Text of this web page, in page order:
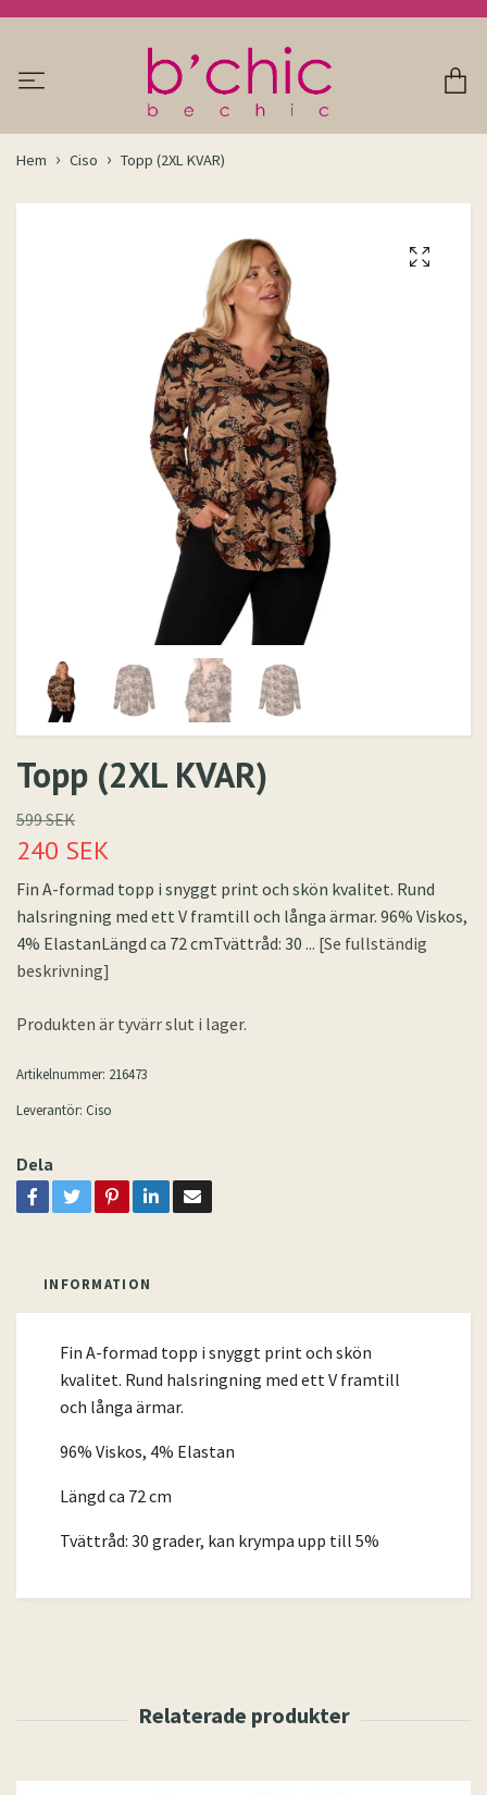
Hem Ciso Topp (2XL KVAR)
Topp (2XL KVAR)
599 SEK
240 SEK
Fin A-formad topp i snyggt print och skön kvalitet. Rund
halsringning med ett V framtill och långa ärmar. 96% Viskos,
4% ElastanLängd ca 72 cmTvättråd: 30 ... [Se fullständig
beskrivning]
Produkten är tyvärr slut i lager.
Artikelnummer: 216473
Leverantör: Ciso
Dela
INFORMATION
Fin A-formad topp i snyggt print och skön
kvalitet. Rund halsringning med ett V framtill
och långa ärmar.
96% Viskos, 4% Elastan
Längd ca 72 cm
Tvättråd: 30 grader, kan krympa upp till 5%